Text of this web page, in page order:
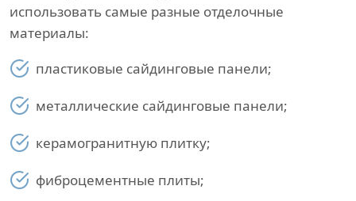
использовать самые разные отделочные
материалы:
пластиковые сайдинговые панели;
металлические сайдинговые панели;
керамогранитную плитку;
фиброцементные плиты;